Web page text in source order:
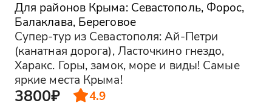
Для районов Крыма: Севастополь, Форос,
Балаклава, Береговое
Супер-тур из Севастополя: Ай-Петри
(канатная дорога), Ласточкино гнездо,
Харакс. Горы, замок, море и виды! Самые
яркие места Крыма!
3800₽ 4.9